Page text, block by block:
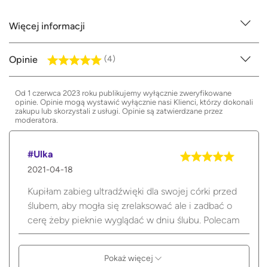
Więcej informacji
Opinie (4)
Od 1 czerwca 2023 roku publikujemy wyłącznie zweryfikowane
opinie. Opinie mogą wystawić wyłącznie nasi Klienci, którzy dokonali
zakupu lub skorzystali z usługi. Opinie są zatwierdzane przez
moderatora.
#Ulka
2021-04-18
Kupiłam zabieg ultradźwięki dla swojej córki przed
ślubem, aby mogła się zrelaksować ale i zadbać o
cerę żeby pieknie wyglądać w dniu ślubu. Polecam
Pokaż więcej